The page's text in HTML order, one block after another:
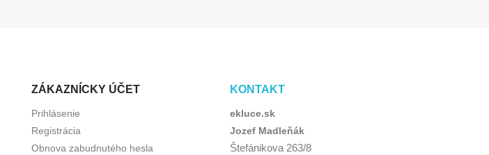
ZÁKAZNÍCKY ÚČET
Prihlásenie
Registrácia
Obnova zabudnutého hesla
KONTAKT
ekluce.sk
Jozef Madleňák
Štefánikova 263/8